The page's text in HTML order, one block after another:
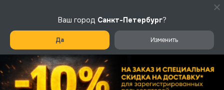
Ваш город Санкт-Петербург?
Да Изменить